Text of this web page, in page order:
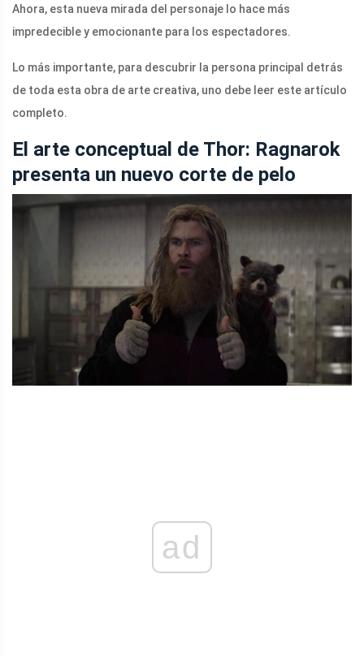
Ahora, esta nueva mirada del personaje lo hace más
impredecible y emocionante para los espectadores.
Lo más importante, para descubrir la persona principal detrás
de toda esta obra de arte creativa, uno debe leer este artículo
completo.
El arte conceptual de Thor: Ragnarok
presenta un nuevo corte de pelo
ad